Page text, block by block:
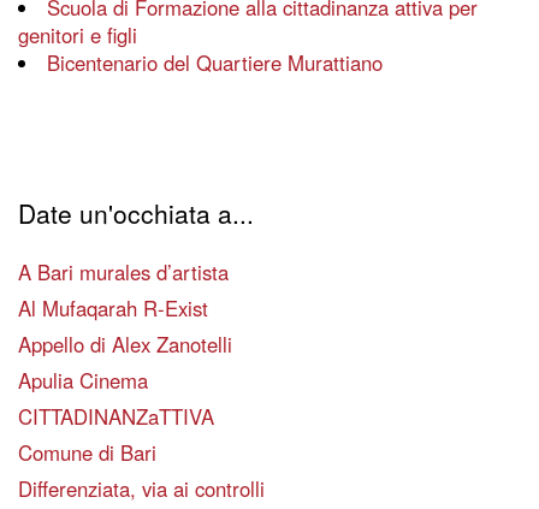
Scuola di Formazione alla cittadinanza attiva per
genitori e figli
Bicentenario del Quartiere Murattiano
Date un'occhiata a...
A Bari murales d’artista
Al Mufaqarah R-Exist
Appello di Alex Zanotelli
Apulia Cinema
CITTADINANZaTTIVA
Comune di Bari
Differenziata, via ai controlli